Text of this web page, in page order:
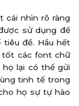
cái nhìn rõ ràng
sử dụng để
đề. Hầu hết
tốt các font chữ
lại có thể gửi
tinh tế trong
họ sự tự hào